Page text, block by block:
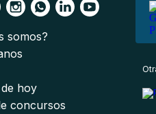
somos?
hoy
concursos